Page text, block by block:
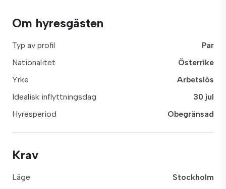
Om hyresgästen
Typ av profil
Par
Nationalitet
Österrike
Yrke
Arbetslös
Idealisk inflyttningsdag
30 jul
Hyresperiod
Obegränsad
Krav
Läge
Stockholm